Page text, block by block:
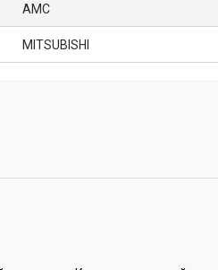
AMC
MITSUBISHI